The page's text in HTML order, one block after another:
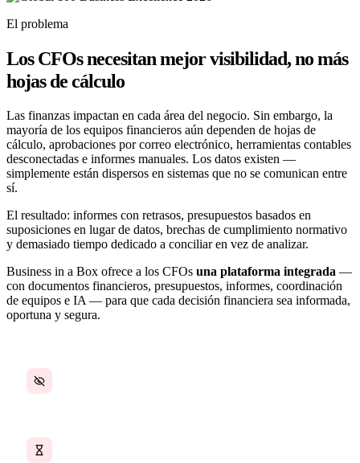
El problema
Los CFOs necesitan mejor visibilidad, no más
hojas de cálculo
Las finanzas impactan en cada área del negocio. Sin embargo, la
mayoría de los equipos financieros aún dependen de hojas de
cálculo, aprobaciones por correo electrónico, herramientas contables
desconectadas e informes manuales. Los datos existen —
simplemente están dispersos en sistemas que no se comunican entre
sí.
El resultado: informes con retrasos, presupuestos basados en
suposiciones en lugar de datos, brechas de cumplimiento normativo
y demasiado tiempo dedicado a conciliar en vez de analizar.
Business in a Box ofrece a los CFOs una plataforma integrada —
con documentos financieros, presupuestos, informes, coordinación
de equipos e IA — para que cada decisión financiera sea informada,
oportuna y segura.